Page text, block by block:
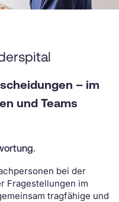
– im
und Teams
bei der
Fragestellungen im
tragfähige und